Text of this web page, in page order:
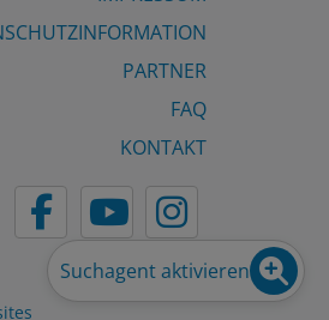
PARTNER
FAQ
KONTAKT
Suchagent aktivieren